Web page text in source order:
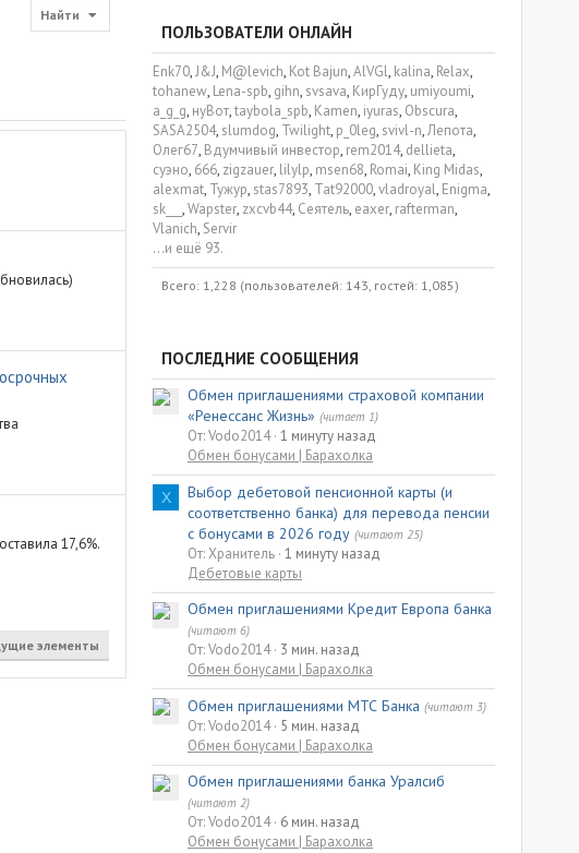
Найти
17,6%.
элементы
ПОЛЬЗОВАТЕЛИ ОНЛАЙН
Enk70 J&J M@levich Kot Bajun AlVGl kalina Relax
tohanew Lena-spb gihn svsava КирГуду umiyoumi
a_g_g нуВот taybola_spb Kamen iyuras Obscura
SASA2504 slumdog Twilight p_0leg svivl-n Лепота
Олег67 Вдумчивый инвестор rem2014 dellieta
суэно 666 zigzauer lilylp msen68 Romai King Midas
alexmat Тужур stas7893 Tat92000 vladroyal Enigma
sk___
Wapster zxcvb44 Сеятель eaxer rafterman
Vlanich Servir
...и ещё 93.
Всего: 1,228 (пользователей: 143, гостей: 1,085)
ПОСЛЕДНИЕ СООБЩЕНИЯ
Обмен приглашениями страховой компании
«Ренессанс Жизнь» (читает 1)
От: Vodo2014 1 минуту назад
Обмен бонусами | Барахолка
Х
Выбор дебетовой пенсионной карты (и
соответственно банка) для перевода пенсии
с бонусами в 2026 году (читают 25)
От: Хранитель 1 минуту назад
Дебетовые карты
Обмен приглашениями Кредит Европа банка
(читают 6)
От: Vodo2014 3 мин. назад
Обмен бонусами | Барахолка
Обмен приглашениями МТС Банка (читают 3)
От: Vodo2014 5 мин. назад
Обмен бонусами | Барахолка
Обмен приглашениями банка Уралсиб
(читают 2)
От: Vodo2014 6 мин. назад
Обмен бонусами | Барахолка